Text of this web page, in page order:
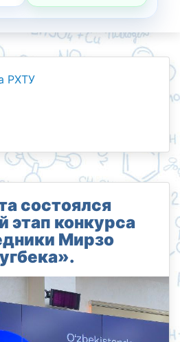
РХТУ
состоялся
этап конкурса
Мирзо